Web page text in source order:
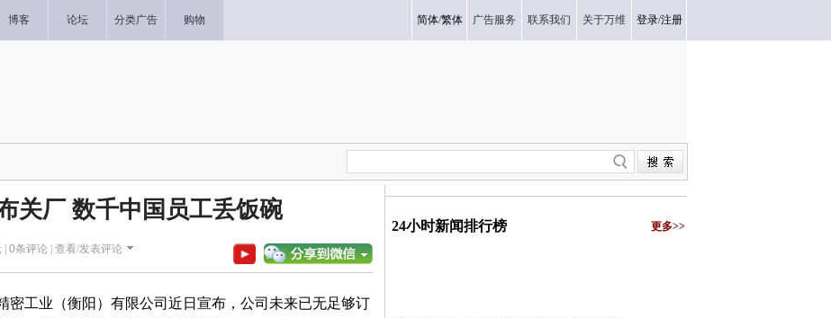
博客 论坛 分类广告 购物 简体/繁体 广告服务 联系我们 关于万维 登录/注册
关厂 数千中国员工丢饭碗
0条评论 | 查看/发表评论
工业（衡阳）有限公司近日宣布，公司未来已无足够订
24小时新闻排行榜 更多>>